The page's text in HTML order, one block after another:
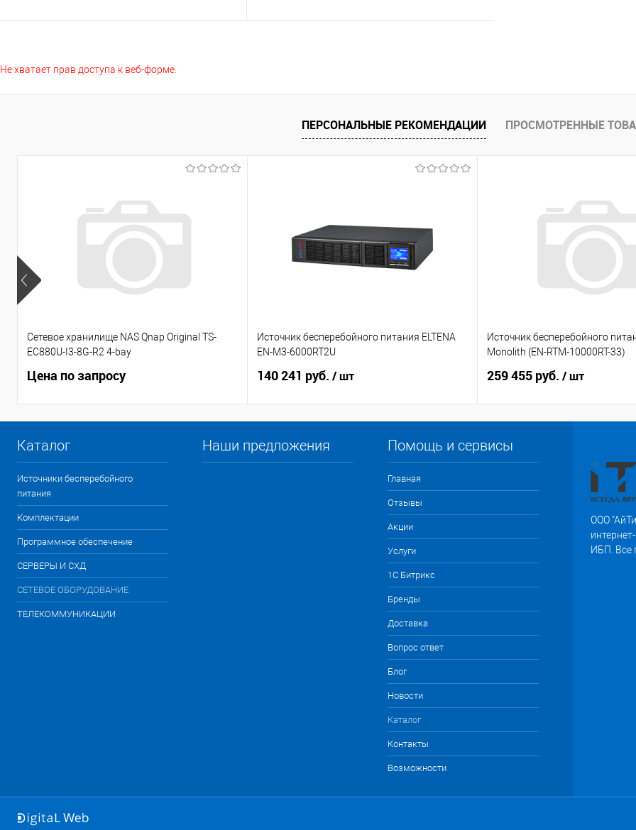
Не хватает прав доступа к веб-форме.
ПЕРСОНАЛЬНЫЕ РЕКОМЕНДАЦИИ ПРОСМОТРЕННЫЕ
Сетевое хранилище NAS Qnap Original TS-
EC880U-I3-8G-R2 4-bay
Цена по запросу
Источник бесперебойного питания ELTENA
EN-M3-6000RT2U
140 241 руб. / шт
Источник бесперебойного
Monolith (EN-RTM-10000RT-33)
259 455 руб. / шт
Каталог
Источники бесперебойного
питания
Комплектации
Программное обеспечение
СЕРВЕРЫ И СХД
СЕТЕВОЕ ОБОРУДОВАНИЕ
ТЕЛЕКОММУНИКАЦИИ
Наши предложения Помощь и сервисы
Главная
Отзывы
Акции
Услуги
1С Битрикс
Бренды
Доставка
Вопрос ответ
Блог
Новости
Каталог
Контакты
Возможности
ООО
ИБП. Все